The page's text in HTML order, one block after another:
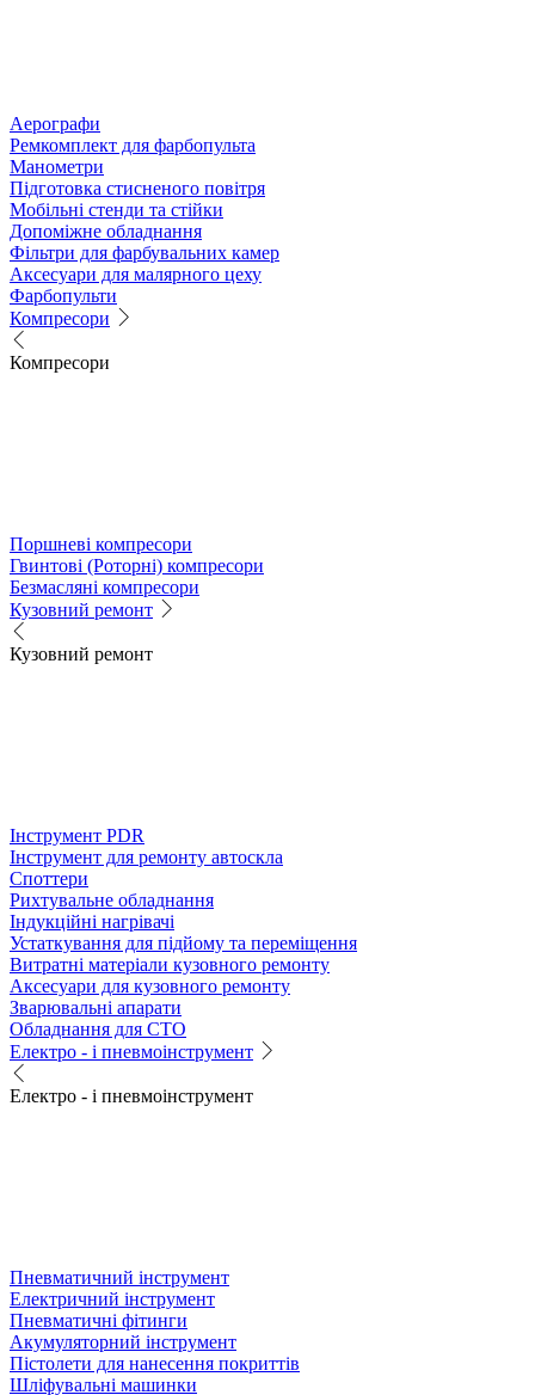
Аерографи
Ремкомплект для фарбопульта
Манометри
Підготовка стисненого повітря
Мобільні стенди та стійки
Допоміжне обладнання
Фільтри для фарбувальних камер
Аксесуари для малярного цеху
Фарбопульти
Компресори
Компресори
Поршневі компресори
Гвинтові (Роторні) компресори
Безмасляні компресори
Кузовний ремонт
Кузовний ремонт
Інструмент PDR
Інструмент для ремонту автоскла
Споттери
Рихтувальне обладнання
Індукційні нагрівачі
Устаткування для підйому та переміщення
Витратні матеріали кузовного ремонту
Аксесуари для кузовного ремонту
Зварювальні апарати
Обладнання для СТО
Електро - і пневмоінструмент
Електро - і пневмоінструмент
Пневматичний інструмент
Електричний інструмент
Пневматичні фітинги
Акумуляторний інструмент
Пістолети для нанесення покриттів
Шліфувальні машинки